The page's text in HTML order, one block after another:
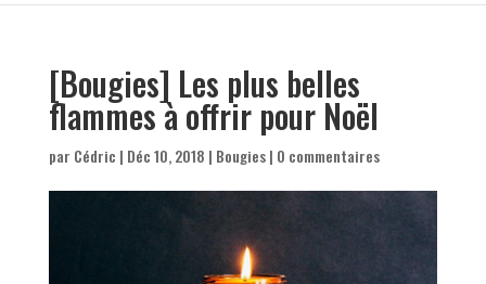
[Bougies] Les plus belles
flammes à offrir pour Noël
par Cédric | Déc 10, 2018 | Bougies| 0 commentaires